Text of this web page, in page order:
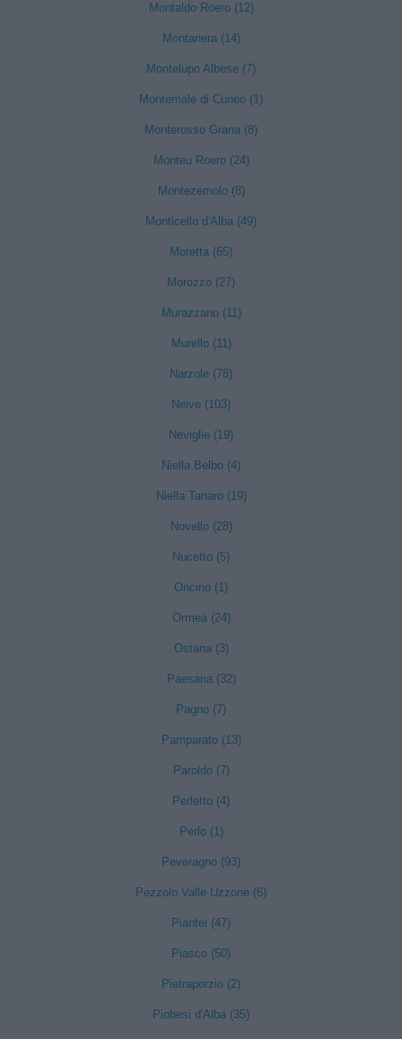
Montaldo Roero (12)
Montanera (14)
Montelupo Albese (7)
Montemale di Cuneo (1)
Monterosso Grana (8)
Monteu Roero (24)
Montezemolo (8)
Monticello d'Alba (49)
Moretta (65)
Morozzo (27)
Murazzano (11)
Murello (11)
Narzole (78)
Neive (103)
Neviglie (19)
Niella Belbo (4)
Niella Tanaro (19)
Novello (28)
Nucetto (5)
Oncino (1)
Ormea (24)
Ostana (3)
Paesana (32)
Pagno (7)
Pamparato (13)
Paroldo (7)
Perletto (4)
Perlo (1)
Peveragno (93)
Pezzolo Valle Uzzone (6)
Pianfei (47)
Piasco (50)
Pietraporzio (2)
Piobesi d'Alba (35)